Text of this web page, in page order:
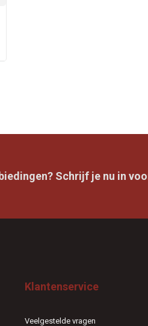
Schrijf je nu in
Klantenservice
Veelgestelde vragen